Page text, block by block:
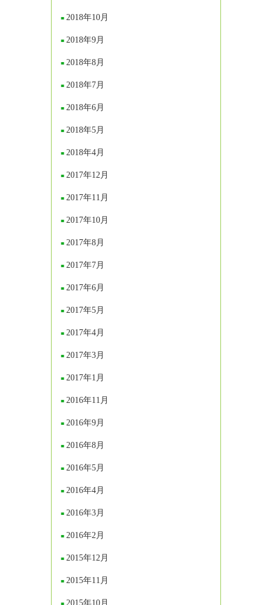
2018年10月
2018年9月
2018年8月
2018年7月
2018年6月
2018年5月
2018年4月
2017年12月
2017年11月
2017年10月
2017年8月
2017年7月
2017年6月
2017年5月
2017年4月
2017年3月
2017年1月
2016年11月
2016年9月
2016年8月
2016年5月
2016年4月
2016年3月
2016年2月
2015年12月
2015年11月
2015年10月